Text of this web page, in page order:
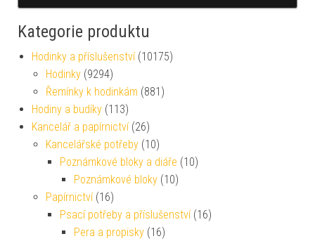
Kategorie produktu
Hodinky a příslušenství (10175)
Hodinky (9294)
Řemínky k hodinkám (881)
Hodiny a budíky (113)
Kancelář a papírnictví (26)
Kancelářské potřeby (10)
Poznámkové bloky a diáře (10)
Poznámkové bloky (10)
Papírnictví (16)
Psací potřeby a příslušenství (16)
Pera a propisky (16)